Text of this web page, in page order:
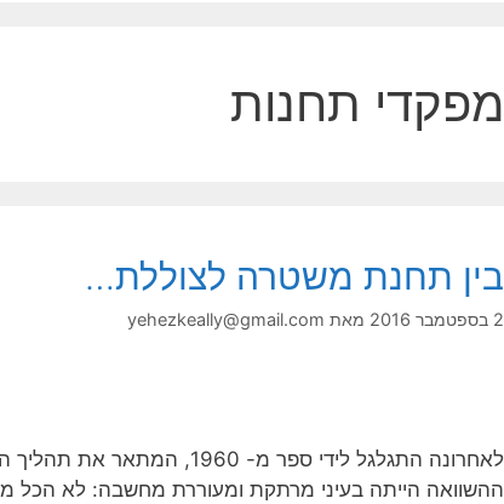
מפקדי תחנות
בין תחנת משטרה לצוללת…
2 בספטמבר 2016 מאת yehezkeally@gmail.com
לאחרונה התגלגל לידי ספר מ-
ההשוואה הייתה בעיני מרתקת ומעוררת מחשבה: לא הכל